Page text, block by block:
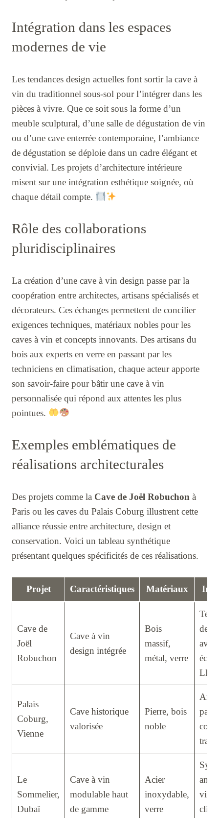
Intégration dans les espaces
modernes de vie
Les tendances design actuelles font sortir la cave à
vin du traditionnel sous-sol pour l’intégrer dans les
pièces à vivre. Que ce soit sous la forme d’un
meuble sculptural, d’une salle de dégustation de vin
ou d’une cave enterrée contemporaine, l’ambiance
de dégustation se déploie dans un cadre élégant et
convivial. Les projets d’architecture intérieure
misent sur une intégration esthétique soignée, où
chaque détail compte.
Rôle des collaborations
pluridisciplinaires
La création d’une cave à vin design passe par la
coopération entre architectes, artisans spécialisés et
décorateurs. Ces échanges permettent de concilier
exigences techniques, matériaux nobles pour les
caves à vin et concepts innovants. Des artisans du
bois aux experts en verre en passant par les
techniciens en climatisation, chaque acteur apporte
son savoir-faire pour bâtir une cave à vin
personnalisée qui répond aux attentes les plus
pointues.
Exemples emblématiques de
réalisations architecturales
Des projets comme la Cave de Joël Robuchon à
Paris ou les caves du Palais Coburg illustrent cette
alliance réussie entre architecture, design et
conservation. Voici un tableau synthétique
présentant quelques spécificités de ces réalisations.
Projet Caractéristiques Matériaux
Cave de
Joël
Robuchon
Cave à vin
design intégrée
Bois
massif,
métal, verre
de
LED
Palais
Coburg,
Vienne
Cave historique
valorisée
Pierre, bois
noble
Le
Sommelier,
Dubaï
Cave à vin
modulable haut
de gamme
Acier
inoxydable,
verre
anti-